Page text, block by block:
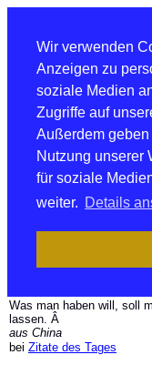
Wir verwenden
Anzeigen zu
soziale Medien
Zugriffe auf
Außerdem
Nutzung unserer
für soziale
weiter. Details
Was man haben will, soll
lassen. Â
aus China
bei Zitate des Tages